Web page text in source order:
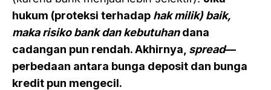
hukum (proteksi terhadap hak milik) baik,
maka risiko bank dan kebutuhandana
cadangan pun rendah. Akhirnya, spread—
perbedaan antara bunga deposit dan bunga
kredit pun mengecil.